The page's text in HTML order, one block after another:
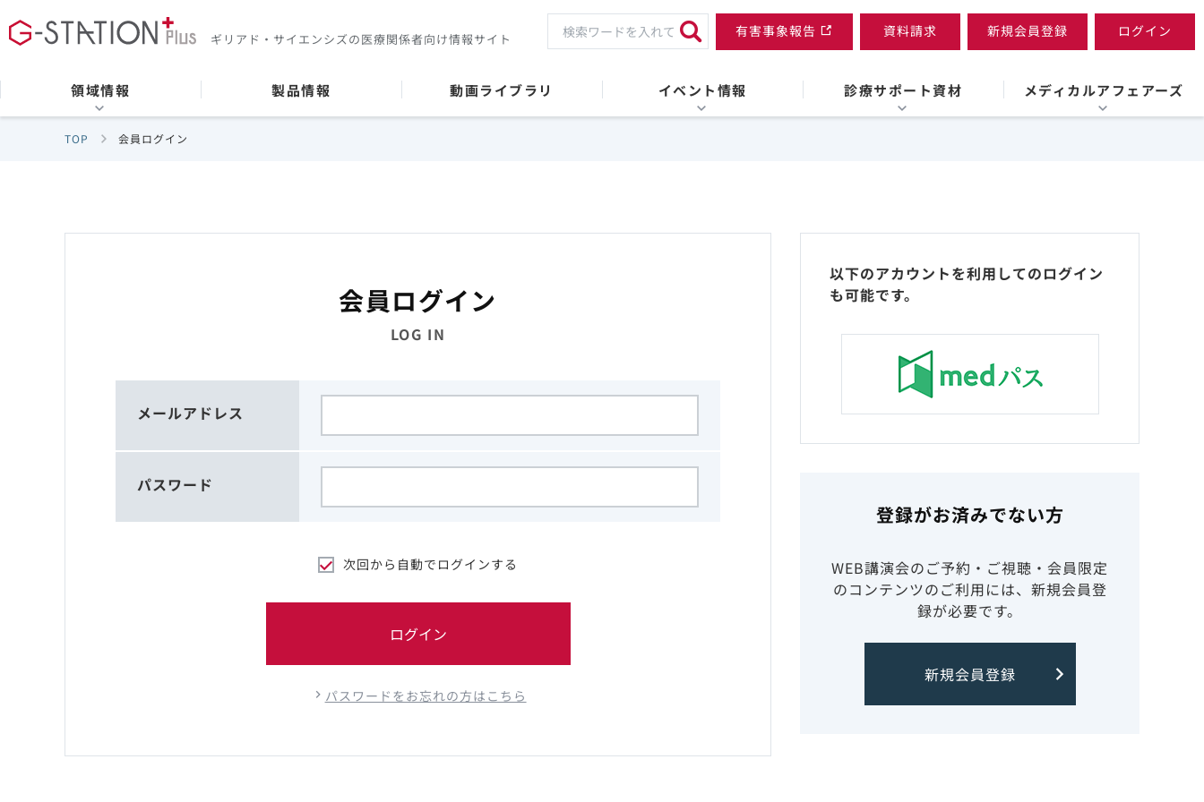
ギリアド・サイエンシズの医療関係者向け情報サイト 有害事象報告 資料請求 新規会員登録 ログイン
領域情報 製品情報 動画ライブラリ イベント情報 診療サポート資材 メディカルアフェアーズ
TOP 会員ログイン
会員ログイン
LOG IN
メールアドレス
パスワード
次回から自動でログインする
ログイン
パスワードをお忘れの方はこちら
以下のアカウントを利用してのログイン
も可能です。
登録がお済みでない方
WEB講演会のご予約・ご視聴・会員限定
のコンテンツのご利用には、新規会員登
録が必要です。
新規会員登録